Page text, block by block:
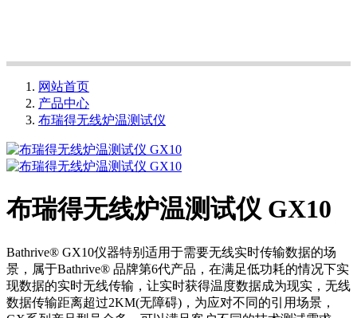
网站首页
产品中心
布瑞得无线炉温测试仪
布瑞得无线炉温测试仪 GX10
Bathrive® GX10仪器特别适用于需要无线实时传输数据的场
景，属于Bathrive® 品牌第6代产品，在满足低功耗的情况下实
现数据的实时无线传输，让实时获得温度数据成为现实，无线
数据传输距离超过2KM(无障碍)，为应对不同的引用场景，